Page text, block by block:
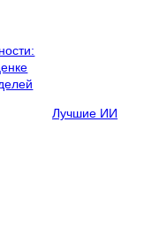
Лучшие ИИ